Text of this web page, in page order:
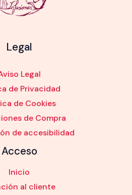
Legal
Legal
de Privacidad
de Cookies
de Compra
de accesibilidad
Acceso
Inicio
al cliente